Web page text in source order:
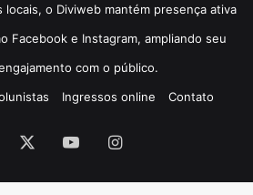
o Diviweb mantém presença ativa
Facebook e Instagram, ampliando seu
com o público.
Ingressos online Contato
Facebook YouTubeInstagram